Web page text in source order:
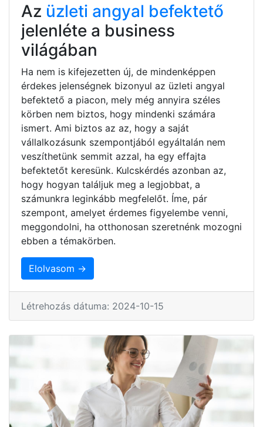
Az üzleti angyal befektető
jelenléte a business
világában
Ha nem is kifejezetten új, de mindenképpen
érdekes jelenségnek bizonyul az üzleti angyal
befektető a piacon, mely még annyira széles
körben nem biztos, hogy mindenki számára
ismert. Ami biztos az az, hogy a saját
vállalkozásunk szempontjából egyáltalán nem
veszíthetünk semmit azzal, ha egy effajta
befektetőt keresünk. Kulcskérdés azonban az,
hogy hogyan találjuk meg a legjobbat, a
számunkra leginkább megfelelőt. Íme, pár
szempont, amelyet érdemes figyelembe venni,
meggondolni, ha otthonosan szeretnénk mozogni
ebben a témakörben.
Elolvasom →
Létrehozás dátuma: 2024-10-15